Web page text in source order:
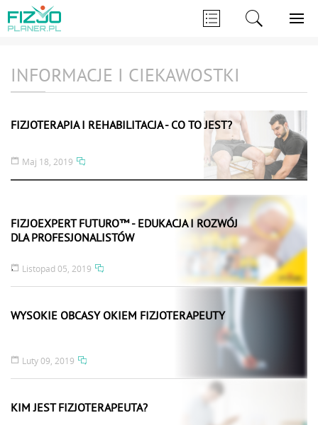
INFORMACJE I CIEKAWOSTKI
FIZJOTERAPIA I REHABILITACJA - CO TO JEST?
Maj 18, 2019
FIZJOEXPERT FUTURO™ - EDUKACJA I ROZWÓJ
DLA PROFESJONALISTÓW
. Listopad 05, 2019
WYSOKIE OBCASY OKIEM FIZJOTERAPEUTY
Luty 09, 2019
KIM JEST FIZJOTERAPEUTA?